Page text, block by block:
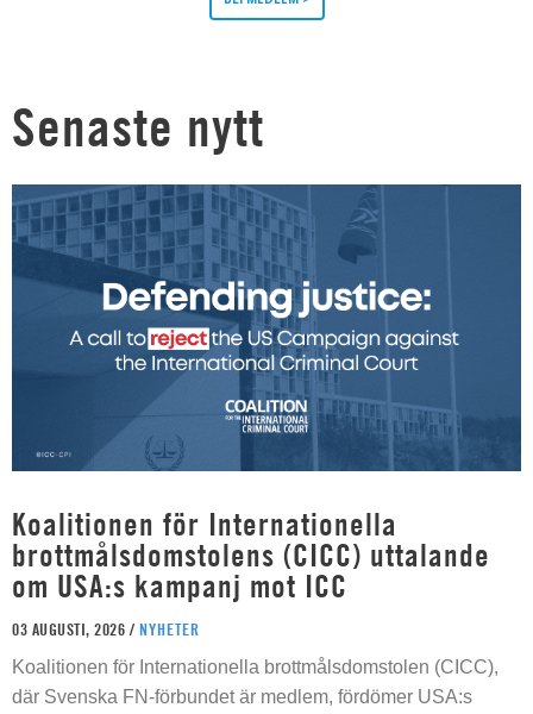
Senaste nytt
Koalitionen för Internationella
brottmålsdomstolens (CICC) uttalande
om USA:s kampanj mot ICC
03 AUGUSTI, 2026 / NYHETER
Koalitionen för Internationella brottmålsdomstolen (CICC),
där Svenska FN-förbundet är medlem, fördömer USA:s